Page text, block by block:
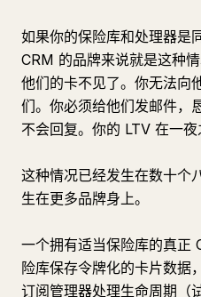
如果你的保险库和处理器是
CRM 的品牌来说就是这种
他们的卡不见了。你无法向
们。你必须给他们发邮件，
不会回复。你的 LTV 在一夜
这种情况已经发生在数十个
生在更多品牌身上。
一个拥有适当保险库的真正
险库保存令牌化的卡片数据
订阅管理器处理生命周期（